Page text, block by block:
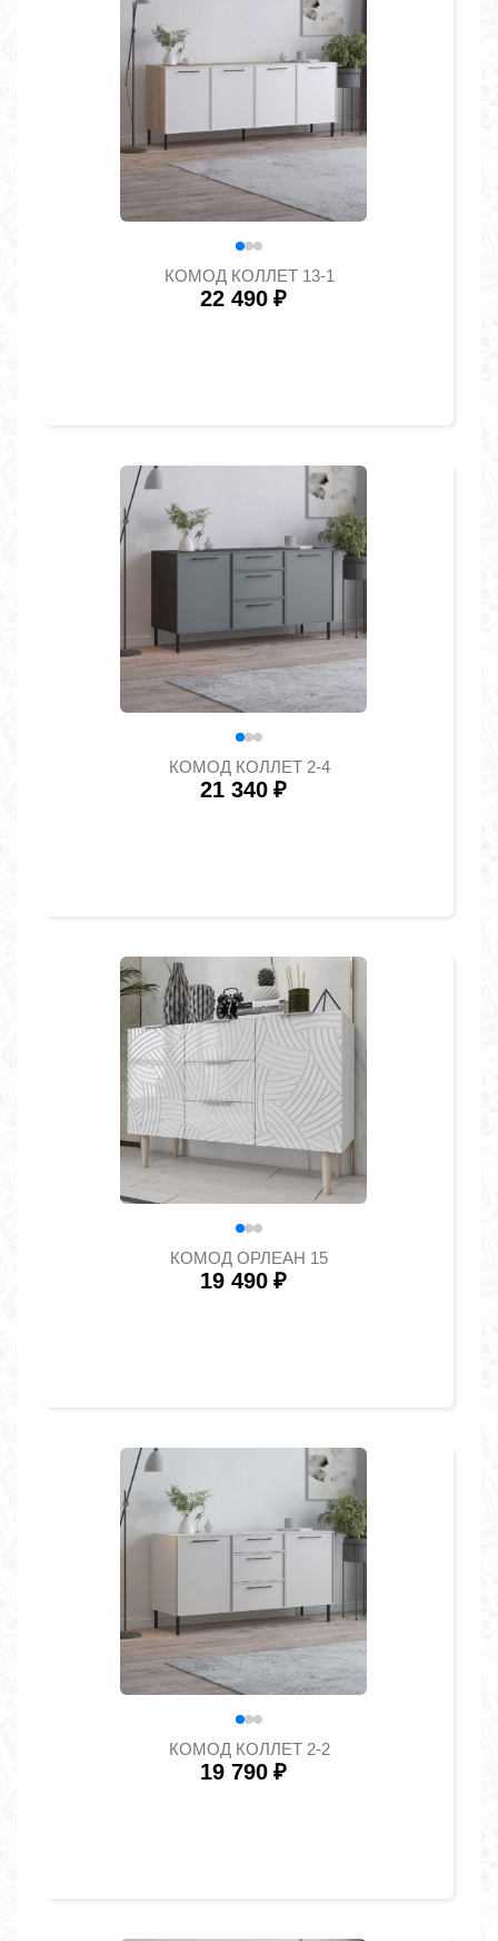
КОМОД КОЛЛЕТ 13-1
22 490 ₽
КОМОД КОЛЛЕТ 2-4
21 340 ₽
КОМОД ОРЛЕАН 15
19 490 ₽
КОМОД КОЛЛЕТ 2-2
19 790 ₽